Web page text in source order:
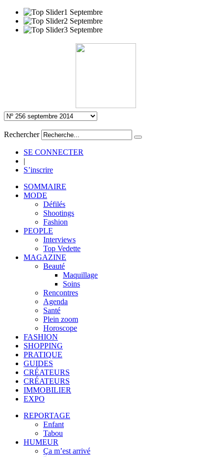
Rechercher
SE CONNECTER
|
S’inscrire
SOMMAIRE
MODE
Défilés
Shootings
Fashion
PEOPLE
Interviews
Top Vedette
MAGAZINE
Beauté
Maquillage
Soins
Rencontres
Agenda
Santé
Plein zoom
Horoscope
FASHION
SHOPPING
PRATIQUE
GUIDES
CRÉATEURS
CRÉATEURS
IMMOBILIER
EXPO
REPORTAGE
Enfant
Tabou
HUMEUR
Ça m’est arrivé